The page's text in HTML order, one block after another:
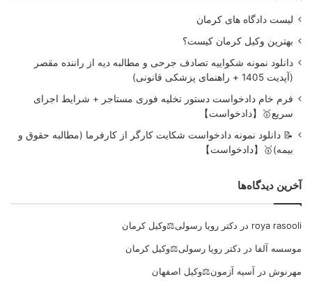
لیست دادگاه های کرمان
بهترین وکیل کرمان کیست؟
دانلود نمونه شکواییه تصادف جرحی و مطالبه دیه از راننده مقصر
(آپدیت 1405 + راهنمای پزشکی قانونی)
فرم خام دادخواست دستور تخلیه فوری مستاجر + شرایط اجرای
سریع🥇【دادخواست】
📝 دانلود نمونه دادخواست شکایت کارگر از کارفرما (مطالبه حقوق و
بیمه)🥇【دادخواست】
آخرین دیدگاه‌ها
roya rasooli در دکتر رویا رسولی⚖️وکیل کرمان
موسسه آلفا در دکتر رویا رسولی⚖️وکیل کرمان
مهرنوش در آسیه آزمون⚖️وکیل اصفهان